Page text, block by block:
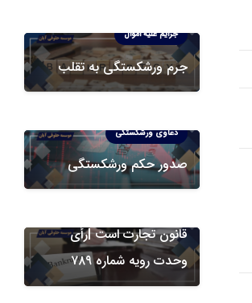
جرایم علیه اموال
جرم ورشکستگی به تقلب
دعاوی ورشکستگی
صدور حکم ورشکستگی
دعاوی ورشکستگی
اعتراض به حکم ورشکستگی
قانون تجارت است |رأی
وحدت رویه شماره ۷۸۹